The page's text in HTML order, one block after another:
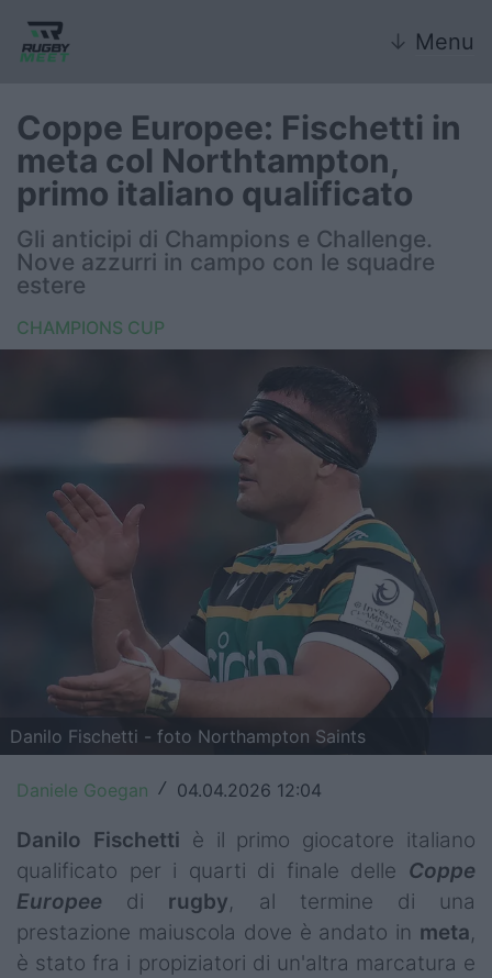
↓ Menu
Nazionale
Nazionali giovanili
Rugby Sevens
FIR
6 Nazioni
United Rugby Championship
Top14
Premiership
Champions Cup
Challenge Cup
World Rugby
Rugby in TV
Mercato
Serie A Elite
Coppe Europee: Fischetti in
meta col Northtampton,
primo italiano qualificato
Gli anticipi di Champions e Challenge.
Nove azzurri in campo con le squadre
estere
CHAMPIONS CUP
Danilo Fischetti - foto Northampton Saints
Daniele Goegan / 04.04.2026 12:04
Danilo Fischetti è il primo giocatore italiano
qualificato per i quarti di finale delle Coppe
Europee di rugby, al termine di una
prestazione maiuscola dove è andato in meta,
è stato fra i propiziatori di un'altra marcatura e